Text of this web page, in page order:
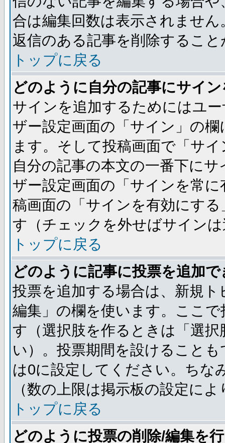
合は編集回数は表示されませ
返信のある記事を削除するこ
トップに戻る
どのように自分の記事にサイ
サインを追加するためにはユ
ザー設定画面の「サイン」の
ます。そして投稿画面で「サ
自分の記事の本文の一番下に
ザー設定画面の「サインを常
稿画面の「サインを有効にす
す（チェックを外せばサイン
トップに戻る
どのように記事に投票を追加
投票を追加する場合は、新規
編集」の欄を使います。ここ
す（選択肢を作るときは「選
い）。投票期間を設けること
は0に設定してください。ちな
（数の上限は掲示板の設定に
トップに戻る
どのように投票の削除/編集を